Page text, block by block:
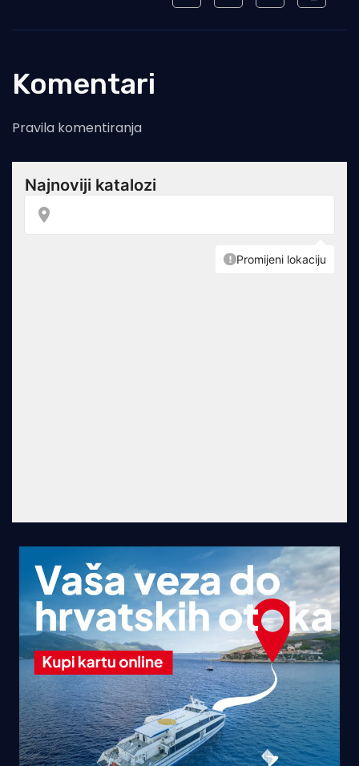
Komentari
Pravila komentiranja